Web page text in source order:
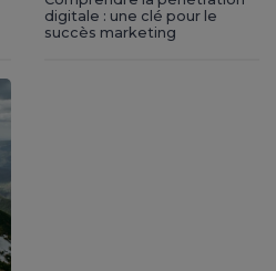
digitale : une clé pour le
succès marketing